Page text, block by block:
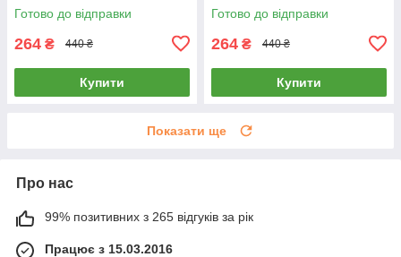
Готово до відправки
264 ₴ 440 ₴
Купити
Готово до відправки
264 ₴ 440 ₴
Купити
Показати ще
Про нас
99% позитивних з 265 відгуків за рік
Працює з 15.03.2016